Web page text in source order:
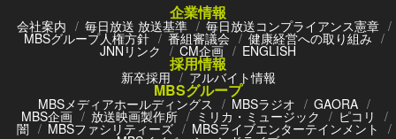
企業情報
会社案内 毎日放送 放送基準 毎日放送コンプライアンス憲章
MBSグループ人権方針 番組審議会 健康経営への取り組み
JNNリンク CM企画 ENGLISH
採用情報
新卒採用 アルバイト情報
MBSグループ
MBSメディアホールディングス MBSラジオ GAORA
MBS企画 放送映画製作所 ミリカ・ミュージック ピコリ
闇 MBSファシリティーズ MBSライブエンターテインメント